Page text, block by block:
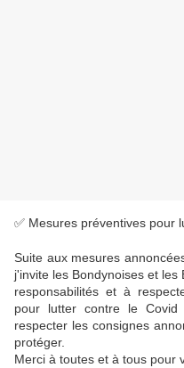
✅ Mesures préventives pour
Suite aux mesures
j'invite les Bondynoises et
responsabilités et à
pour lutter contre le
respecter les consignes
protéger.
Merci à toutes et à tous pour